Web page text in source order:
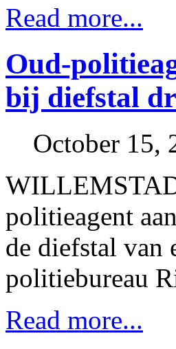
Read more...
Oud-
bij diefstal
October 15,
politieagent
de diefstal van
politiebureau
Read more...